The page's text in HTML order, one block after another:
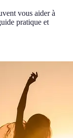
vous aider à
pratique et